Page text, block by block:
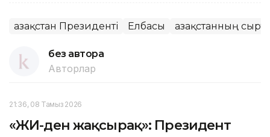
Қазақстан Президенті Елбасы Қазақстанның
без автора
Авторлар
21:36, 08 Тамыз 2026
«ЖИ-ден жақсырақ»: Президент